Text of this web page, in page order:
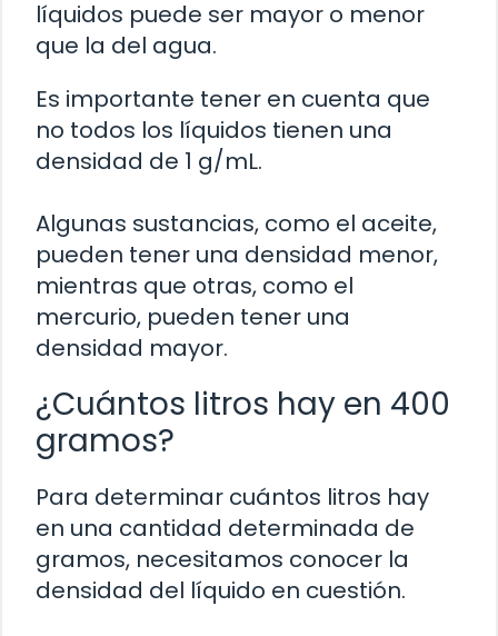
líquidos puede ser mayor o menor
que la del agua.
Es importante tener en cuenta que
no todos los líquidos tienen una
densidad de 1 g/mL.
Algunas sustancias, como el aceite,
pueden tener una densidad menor,
mientras que otras, como el
mercurio, pueden tener una
densidad mayor.
¿Cuántos litros hay en 400
gramos?
Para determinar cuántos litros hay
en una cantidad determinada de
gramos, necesitamos conocer la
densidad del líquido en cuestión.